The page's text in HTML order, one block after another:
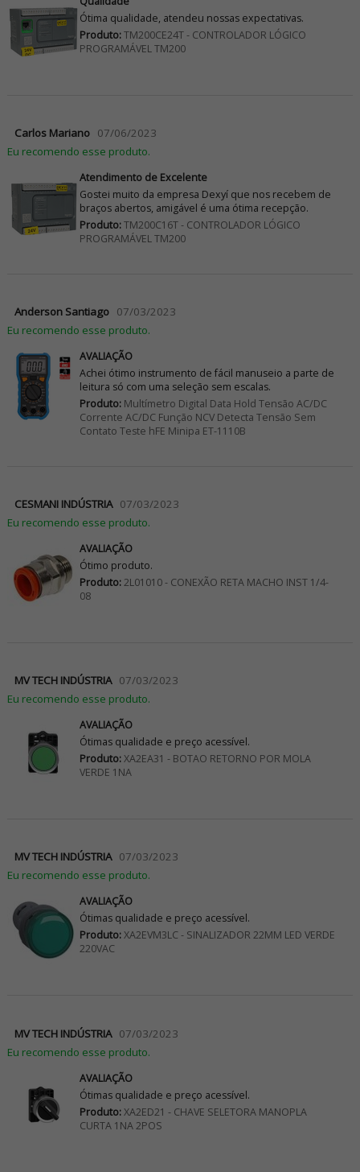
Ótima qualidade, atendeu nossas expectativas.
Produto:TM200CE24T - CONTROLADOR LÓGICO
PROGRAMÁVEL TM200
Carlos Mariano 07/06/2023
Eu recomendo esse produto.
Atendimento de Excelente
Gostei muito da empresa Dexyí que nos recebem de
braços abertos, amigável é uma ótima recepção.
Produto:TM200C16T - CONTROLADOR LÓGICO
PROGRAMÁVEL TM200
Anderson Santiago 07/03/2023
Eu recomendo esse produto.
AVALIAÇÃO
Achei ótimo instrumento de fácil manuseio a parte de
leitura só com uma seleção sem escalas.
Produto:Multímetro Digital Data Hold Tensão AC/DC
Corrente AC/DC Função NCV Detecta Tensão Sem
Contato Teste hFE Minipa ET-1110B
CESMANI INDÚSTRIA 07/03/2023
Eu recomendo esse produto.
AVALIAÇÃO
Ótimo produto.
Produto:2L01010 - CONEXÃO RETA MACHO INST 1/4-
08
MV TECH INDÚSTRIA 07/03/2023
Eu recomendo esse produto.
AVALIAÇÃO
Ótimas qualidade e preço acessível.
Produto:XA2EA31 - BOTAO RETORNO POR MOLA
VERDE 1NA
MV TECH INDÚSTRIA 07/03/2023
Eu recomendo esse produto.
AVALIAÇÃO
Ótimas qualidade e preço acessível.
Produto:XA2EVM3LC - SINALIZADOR 22MM LED VERDE
220VAC
MV TECH INDÚSTRIA 07/03/2023
Eu recomendo esse produto.
AVALIAÇÃO
Ótimas qualidade e preço acessível.
Produto:XA2ED21 - CHAVE SELETORA MANOPLA
CURTA 1NA 2POS